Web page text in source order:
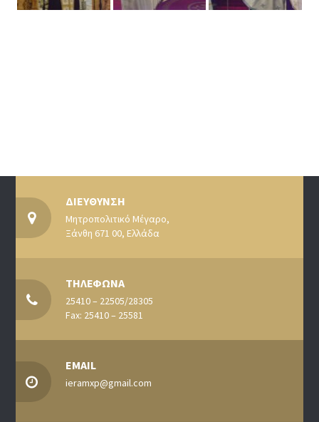
ΔΙΕΥΘΥΝΣΗ
Μητροπολιτικό Μέγαρο,
Ξάνθη 671 00, Ελλάδα
ΤΗΛΕΦΩΝΑ
25410 – 22505/28305
Fax: 25410 – 25581
EMAIL
ieramxp@gmail.com